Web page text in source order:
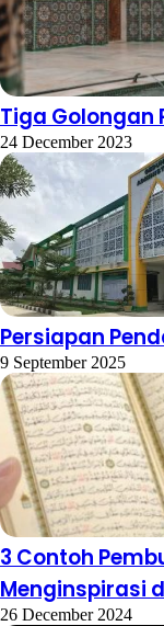
Tiga Golongan
24 December 2023
Persiapan
9 September 2025
3 Contoh
Menginspirasi
26 December 2024